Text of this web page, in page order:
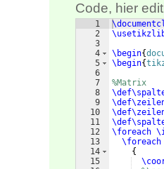
Code, hier
1
2
3
4
5
6
7
8
9
10
11
12
13
14
15
\begin{
\begin{
%Matrix
\foreach
\foreach
{